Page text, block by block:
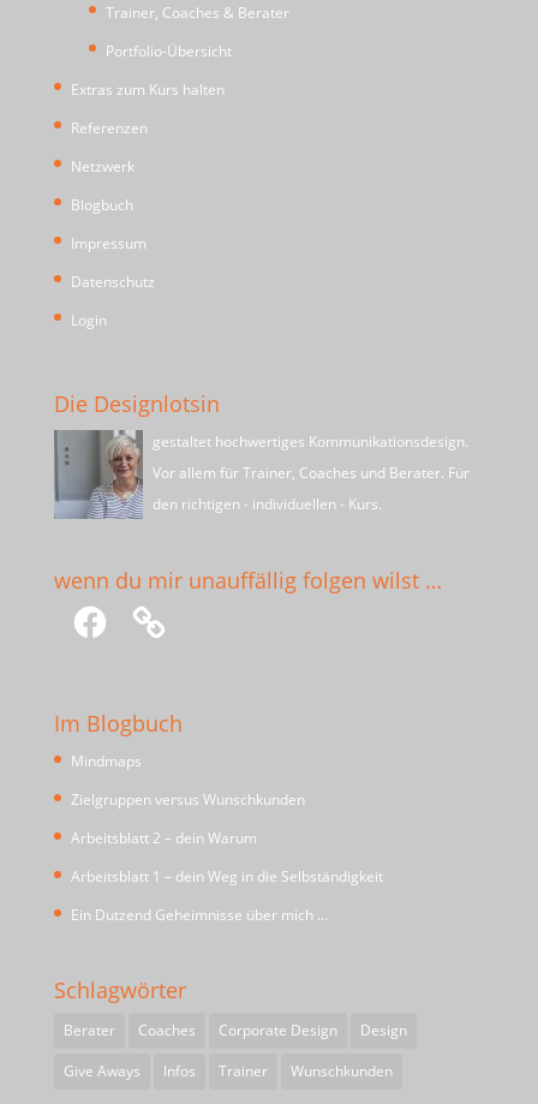
Trainer, Coaches & Berater
Portfolio-Übersicht
Extras zum Kurs halten
Referenzen
Netzwerk
Blogbuch
Impressum
Datenschutz
Login
Die Designlotsin
gestaltet hochwertiges Kommunikationsdesign.
Vor allem für Trainer, Coaches und Berater. Für
den richtigen - individuellen - Kurs.
wenn du mir unauffällig folgen wilst …
Facebook
Im Blogbuch
Mindmaps
Zielgruppen versus Wunschkunden
Arbeitsblatt 2 – dein Warum
Arbeitsblatt 1 – dein Weg in die Selbständigkeit
Ein Dutzend Geheimnisse über mich …
Schlagwörter
Berater Coaches Corporate Design
Design
Give Aways
Infos Trainer Wunschkunden